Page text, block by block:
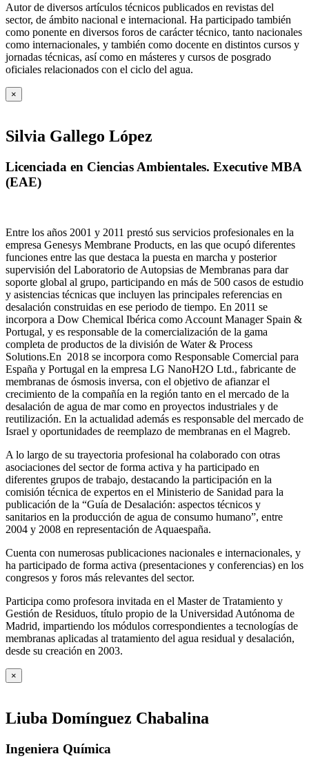
Autor de diversos artículos técnicos publicados en revistas del
sector, de ámbito nacional e internacional. Ha participado también
como ponente en diversos foros de carácter técnico, tanto nacionales
como internacionales, y también como docente en distintos cursos y
jornadas técnicas, así como en másteres y cursos de posgrado
oficiales relacionados con el ciclo del agua.
×
Silvia Gallego López
Licenciada en Ciencias Ambientales. Executive MBA
(EAE)
Entre los años 2001 y 2011 prestó sus servicios profesionales en la
empresa Genesys Membrane Products, en las que ocupó diferentes
funciones entre las que destaca la puesta en marcha y posterior
supervisión del Laboratorio de Autopsias de Membranas para dar
soporte global al grupo, participando en más de 500 casos de estudio
y asistencias técnicas que incluyen las principales referencias en
desalación construidas en ese periodo de tiempo. En 2011 se
incorpora a Dow Chemical Ibérica como Account Manager Spain &
Portugal, y es responsable de la comercialización de la gama
completa de productos de la división de Water & Process
Solutions.En 2018 se incorpora como Responsable Comercial para
España y Portugal en la empresa LG NanoH2O Ltd., fabricante de
membranas de ósmosis inversa, con el objetivo de afianzar el
crecimiento de la compañía en la región tanto en el mercado de la
desalación de agua de mar como en proyectos industriales y de
reutilización. En la actualidad además es responsable del mercado de
Israel y oportunidades de reemplazo de membranas en el Magreb.
A lo largo de su trayectoria profesional ha colaborado con otras
asociaciones del sector de forma activa y ha participado en
diferentes grupos de trabajo, destacando la participación en la
comisión técnica de expertos en el Ministerio de Sanidad para la
publicación de la “Guía de Desalación: aspectos técnicos y
sanitarios en la producción de agua de consumo humano”, entre
2004 y 2008 en representación de Aquaespaña.
Cuenta con numerosas publicaciones nacionales e internacionales, y
ha participado de forma activa (presentaciones y conferencias) en los
congresos y foros más relevantes del sector.
Participa como profesora invitada en el Master de Tratamiento y
Gestión de Residuos, título propio de la Universidad Autónoma de
Madrid, impartiendo los módulos correspondientes a tecnologías de
membranas aplicadas al tratamiento del agua residual y desalación,
desde su creación en 2003.
×
Liuba Domínguez Chabalina
Ingeniera Química